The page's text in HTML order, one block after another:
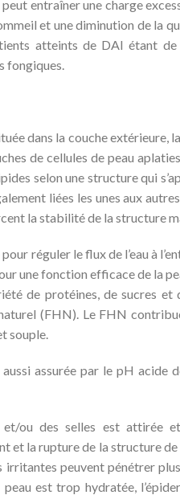
entraîner une charge
et une diminution de la
atteints de DAI étant de
fongiques.
dans la couche extérieure,
de cellules de peau
selon une structure qui
liées les unes aux
la stabilité de la structure
réguler le flux de l’eau à
une fonction efficace de la
de protéines, de sucres et
(FHN). Le FHN
souple.
assurée par le pH
et/ou des selles est attirée
et la rupture de la structure de
irritantes peuvent pénétrer
est trop hydratée,